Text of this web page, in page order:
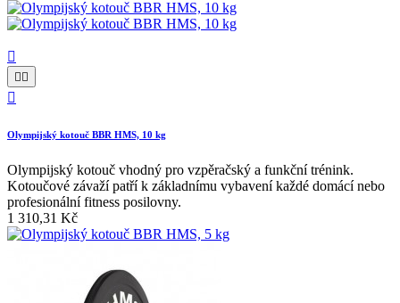

 

Olympijský kotouč BBR HMS, 10 kg
Olympijský kotouč vhodný pro vzpěračský a funkční trénink.
Kotoučové závaží patří k základnímu vybavení každé domácí nebo
profesionální fitness posilovny.
1 310,31 Kč